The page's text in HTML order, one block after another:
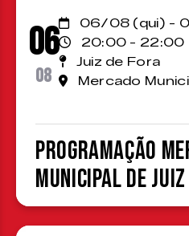
06
08
06/08 (qui) -
20:00 - 22:00
Juiz de Fora
Mercado
Programação
Municipal de